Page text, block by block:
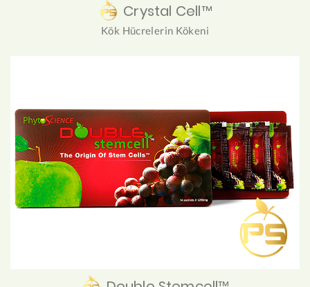
Crystal Cell™
Kök Hücrelerin Kökeni